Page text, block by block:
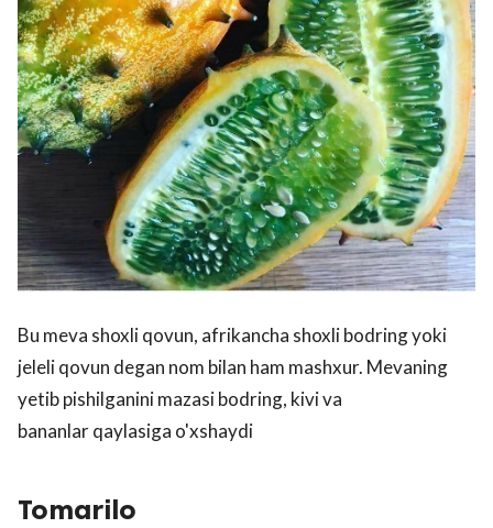
Bu meva shoxli qovun, afrikancha shoxli bodring yoki
jeleli qovun degan nom bilan ham mashxur. Mevaning
yetib pishilganini mazasi bodring, kivi va
bananlar qaylasiga o'xshaydi
Tomarilo